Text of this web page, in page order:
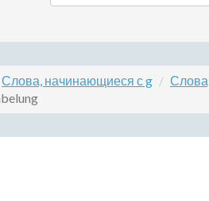
Слова, начинающиеся с g